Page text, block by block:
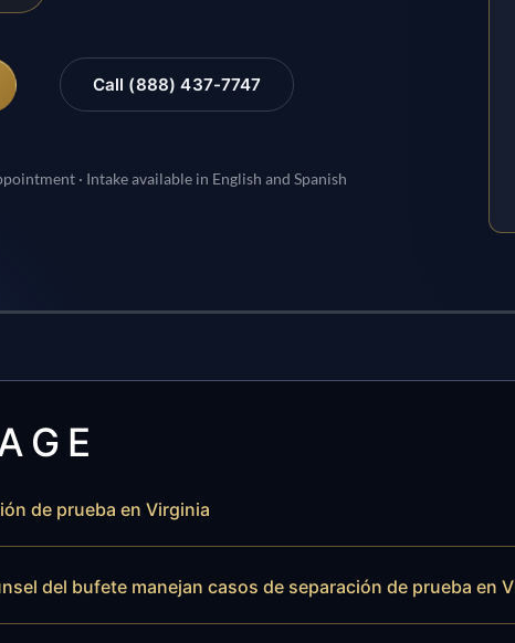
Call (888) 437-7747
· Intake available in English and Spanish
de prueba en Virginia
del bufete manejan casos de separación de prueba en